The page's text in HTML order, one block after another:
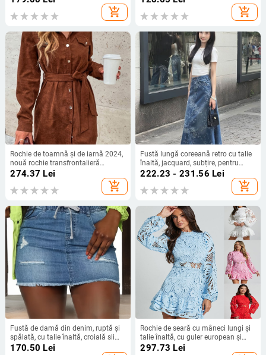
add_shopping_cart
american, Amazon Independent
Station, Temu
add_shopping_cart
Rochie de toamnă și de iarnă 2024,
nouă rochie transfrontalieră
europeană și americană, cu curea
cu nasturi, casual, din catifea reiată,
cu mânecă lungă
274.37 Lei
add_shopping_cart
Fustă lungă coreeană retro cu talie
înaltă, jacquard, subțire, pentru
femei, de vară, design nou, de nișă,
222.23 - 231.56 Lei
add_shopping_cart
Fustă de damă din denim, ruptă și
spălată, cu talie înaltă, croială slim,
de vară nouă, Amazon, Ebay, cu
170.50 Lei
Rochie de seară cu mâneci lungi și
talie înaltă, cu guler european și
american, cu volane, din dantelă
297.73 Lei